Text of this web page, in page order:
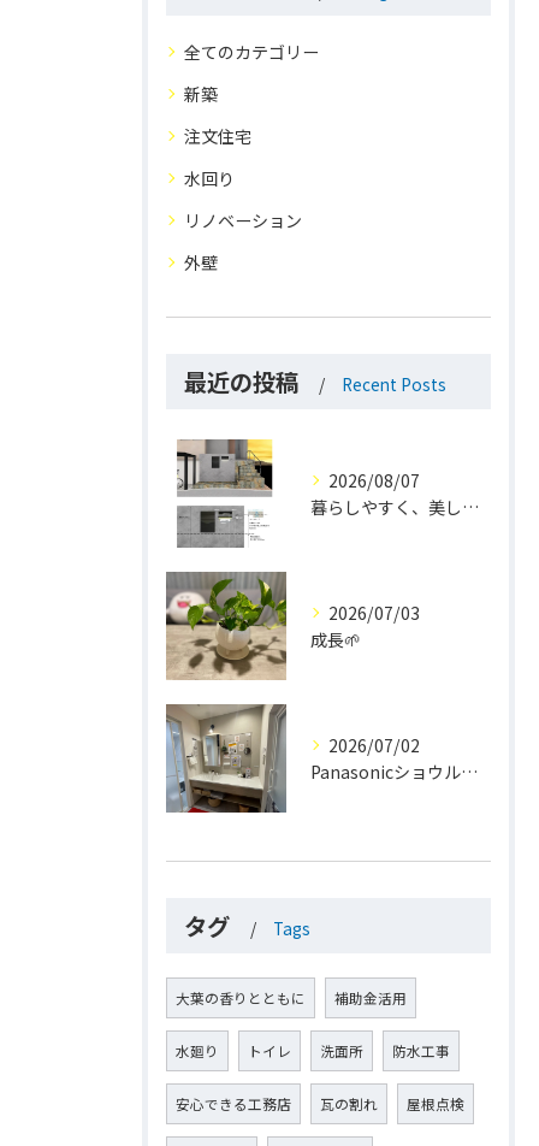
全てのカテゴリー
新築
注文住宅
水回り
リノベーション
外壁
最近の投稿 Recent Posts
2026/08/07
暮らしやすく、美しく。
2026/07/03
成長🌱
2026/07/02
Panasonicショウルーム大阪
タグ Tags
大葉の香りとともに 補助金活用
水廻り トイレ 洗面所 防水工事
安心できる工務店 瓦の割れ 屋根点検